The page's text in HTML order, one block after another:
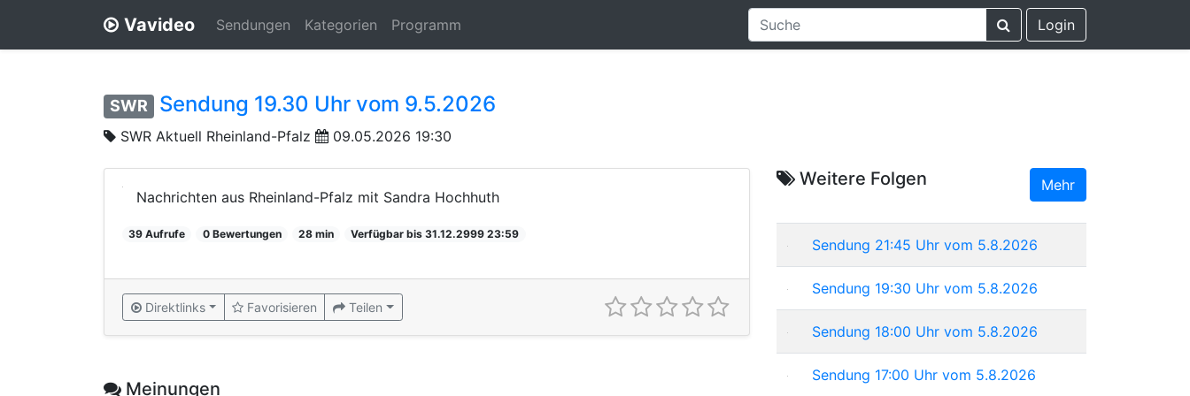
Vavideo Sendungen Kategorien Programm Login
SWR Sendung 19.30 Uhr vom 9.5.2026
SWR Aktuell Rheinland-Pfalz 09.05.2026 19:30
Nachrichten aus Rheinland-Pfalz mit Sandra Hochhuth
39 Aufrufe 0 Bewertungen 28 min Verfügbar bis 31.12.2999 23:59
Direktlinks Favorisieren Teilen
Meinungen
Weitere Folgen Mehr
Sendung 21:45 Uhr vom 5.8.2026
Sendung 19:30 Uhr vom 5.8.2026
Sendung 18:00 Uhr vom 5.8.2026
Sendung 17:00 Uhr vom 5.8.2026